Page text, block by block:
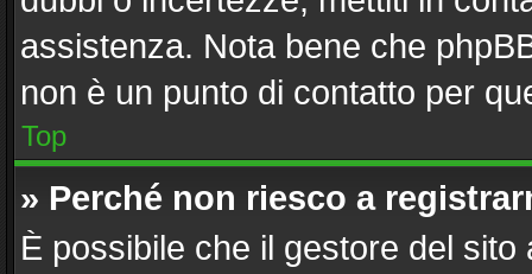
assistenza. Nota bene che
non è un punto di contatto per
Top
» Perché non riesco a
È possibile che il gestore del